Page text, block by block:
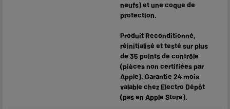
neufs) et une coque de
protection.
Produit Reconditionné,
réinitialisé et testé sur plus
de 35 points de contrôle
(pièces non certifiées par
Apple). Garantie 24 mois
valable chez Electro Dépôt
(pas en Apple Store).